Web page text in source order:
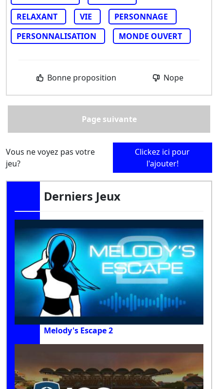
RELAXANT
VIE
PERSONNAGE
PERSONNALISATION
MONDE OUVERT
Bonne proposition Nope
Page suivante
Vous ne voyez pas votre
jeu?
Clickez ici pour
l'ajouter!
Derniers Jeux
Melody's Escape 2